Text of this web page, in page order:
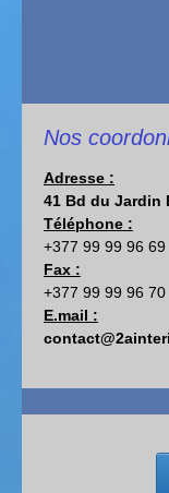
Nos
Adresse :
41 Bd du Jardin
Téléphone :
+377 99 99 96 69
Fax :
+377 99 99 96 70
E.mail :